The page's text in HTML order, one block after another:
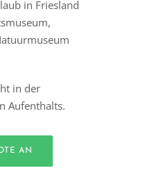
in Friesland
in der
Aufenthalts.
AN